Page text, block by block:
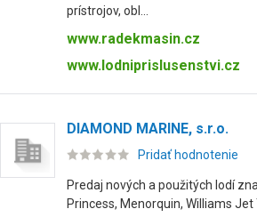
prístrojov, obl...
www.radekmasin.cz
www.lodniprislusenstvi.cz
DIAMOND MARINE, s.r.o.
Pridať hodnotenie
Predaj nových a použitých lodí
Princess, Menorquin, Williams Jet